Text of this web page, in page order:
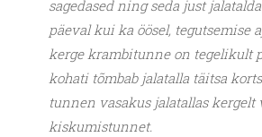
sagedased ning seda just
päeval kui ka öösel, tegutsemise
kerge krambitunne on tegelikult
kohati tõmbab jalatalla täitsa
tunnen vasakus jalatallas kergelt
kiskumistunnet.